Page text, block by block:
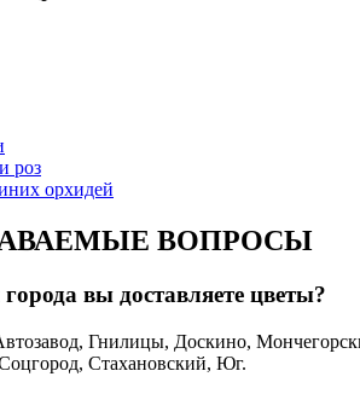
роз
орхидей
ВОПРОСЫ
вы доставляете цветы?
Гнилицы, Доскино,
Стахановский, Юг.